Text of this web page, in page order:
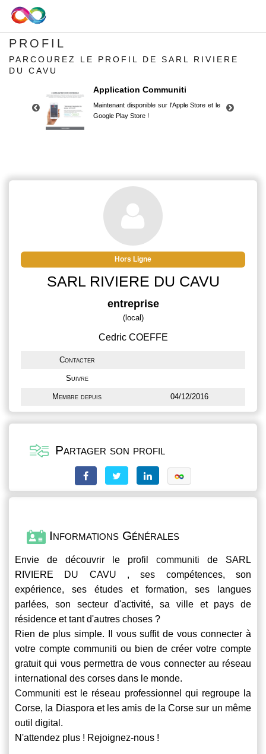
PROFIL
PARCOUREZ LE PROFIL DE SARL RIVIERE
DU CAVU
Application Communiti
Maintenant disponible sur l'Apple Store et le
Google Play Store !
Google Play Store !
Hors Ligne
SARL RIVIERE DU CAVU
entreprise
(local)
Cedric COEFFE
Contacter
Suivre
Membre depuis 04/12/2016
Partager son profil
Informations Générales
Envie de découvrir le profil communiti de SARL
RIVIERE DU CAVU , ses compétences, son
expérience, ses études et formation, ses langues
parlées, son secteur d'activité, sa ville et pays de
résidence et tant d'autres choses ?
Rien de plus simple. Il vous suffit de vous connecter à
votre compte communiti ou bien de créer votre compte
gratuit qui vous permettra de vous connecter au réseau
international des corses dans le monde.
Communiti est le réseau professionnel qui regroupe la
Corse, la Diaspora et les amis de la Corse sur un même
outil digital.
N'attendez plus ! Rejoignez-nous !